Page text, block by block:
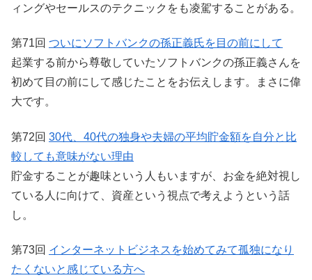
ィングやセールスのテクニックをも凌駕することがある。
第71回 ついにソフトバンクの孫正義氏を目の前にして
起業する前から尊敬していたソフトバンクの孫正義さんを
初めて目の前にして感じたことをお伝えします。まさに偉
大です。
第72回 30代、40代の独身や夫婦の平均貯金額を自分と比
較しても意味がない理由
貯金することが趣味という人もいますが、お金を絶対視し
ている人に向けて、資産という視点で考えようという話
し。
第73回 インターネットビジネスを始めてみて孤独になり
たくないと感じている方へ